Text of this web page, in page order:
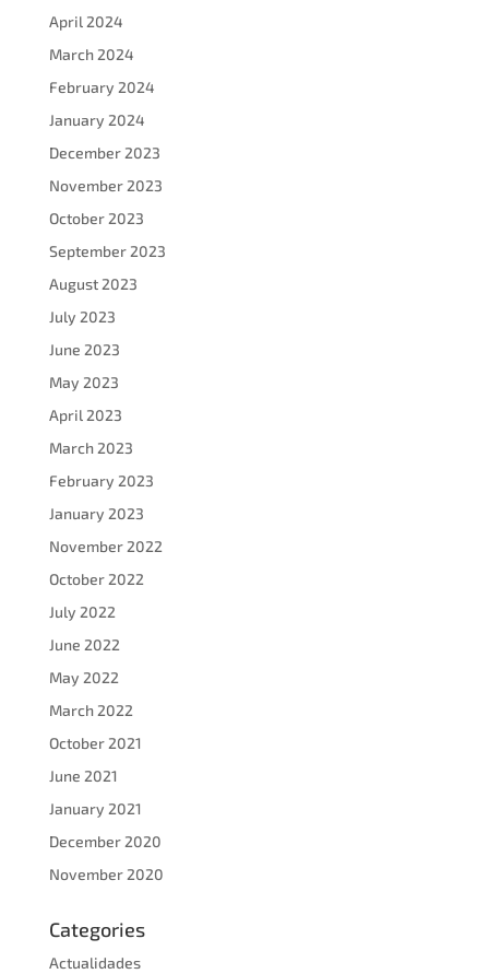
April 2024
March 2024
February 2024
January 2024
December 2023
November 2023
October 2023
September 2023
August 2023
July 2023
June 2023
May 2023
April 2023
March 2023
February 2023
January 2023
November 2022
October 2022
July 2022
June 2022
May 2022
March 2022
October 2021
June 2021
January 2021
December 2020
November 2020
Categories
Actualidades